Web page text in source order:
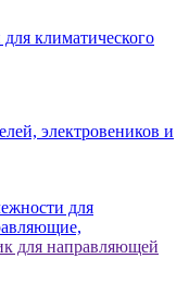
климатического
электровеников и
для
для направляющей